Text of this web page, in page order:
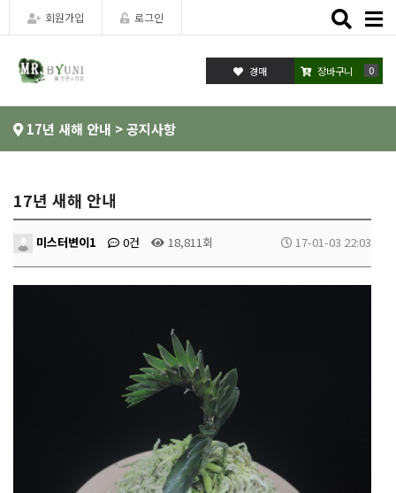
회원가입 로그인
Toggle
경매 장바구니 0
17년 새해 안내 > 공지사항
17년 새해 안내
미스터변이1 0건 18,811회 17-01-03 22:03